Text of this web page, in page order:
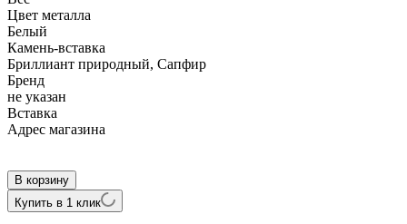
Цвет металла
Белый
Камень-вставка
Бриллиант природный, Сапфир
Бренд
не указан
Вcтавка
Адрес магазина
В корзину
Купить в 1 клик